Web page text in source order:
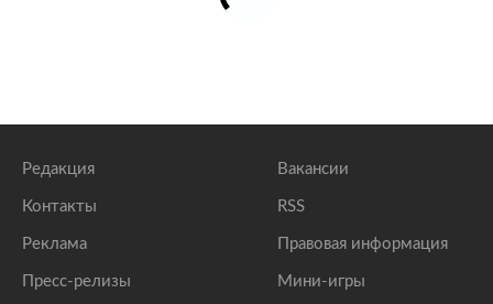
Редакция
Контакты
Реклама
Пресс-релизы
Вакансии
RSS
Правовая информация
Мини-игры